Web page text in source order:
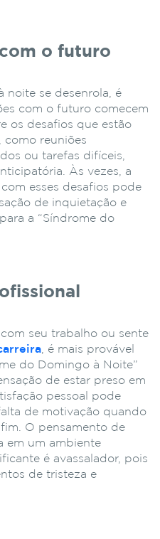
o futuro
noite se desenrola, é
com o futuro comecem
os desafios que estão
como reuniões
ou tarefas difíceis,
Às vezes, a
esses desafios pode
de inquietação e
a “Síndrome do
seu trabalho ou sente
, é mais provável
do Domingo à Noite”
de estar preso em
pessoal pode
de motivação quando
O pensamento de
em um ambiente
é avassalador, pois
de tristeza e